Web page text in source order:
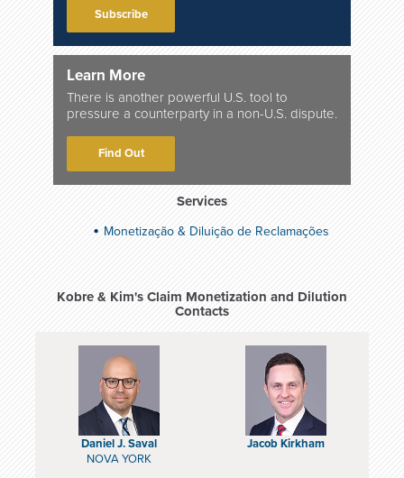
Subscribe
Learn More
There is another powerful U.S. tool to
pressure a counterparty in a non-U.S. dispute.
Find Out
Services
Monetização & Diluição de Reclamações
Kobre & Kim's Claim Monetization and Dilution
Contacts
Daniel J. Saval
NOVA YORK
Jacob Kirkham